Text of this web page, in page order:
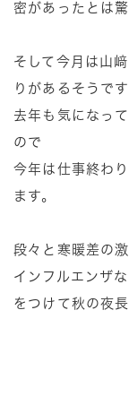
密があったとは
そして今月は山
りがあるそうです
去年も気になっ
ので
今年は仕事終わ
ます。
段々と寒暖差の
インフルエンザ
をつけて秋の夜